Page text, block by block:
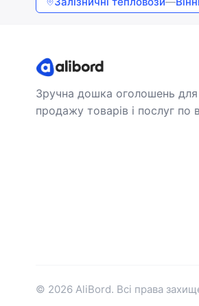
Зручна дошка оголошень для
продажу товарів і послуг по
© 2026 AliBord. Всі права